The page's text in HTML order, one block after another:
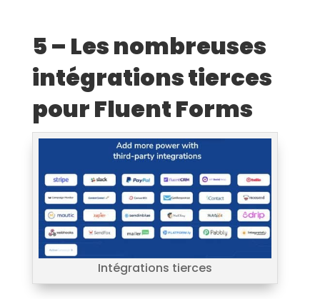
5 – Les nombreuses
intégrations tierces
pour Fluent Forms
Intégrations tierces